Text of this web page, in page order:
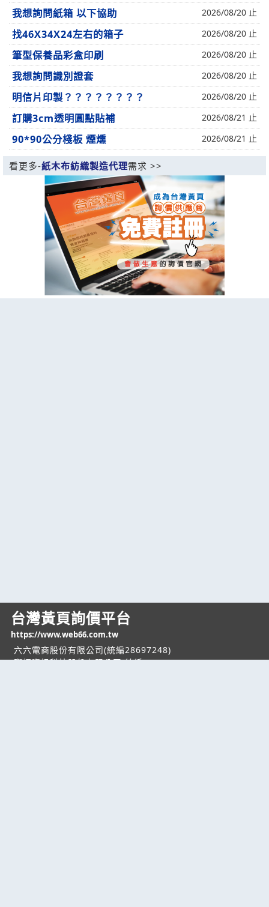
我想詢問紙箱 以下協助 2026/08/20 止
找46X34X24左右的箱子 2026/08/20 止
筆型保養品彩盒印刷 2026/08/20 止
我想詢問識別證套 2026/08/20 止
明信片印製？？？？？？？？ 2026/08/20 止
訂購3cm透明圓點貼補 2026/08/21 止
90*90公分棧板 煙燻 2026/08/21 止
看更多-紙木布紡織製造代理需求 >>
台灣黃頁詢價平台
https://www.web66.com.tw
六六電商股份有限公司(統編28697248)
際標資訊科技股份有限公司(統編70398496)